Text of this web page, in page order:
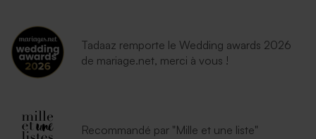
Tadaaz remporte le Wedding awards 2026
de mariage.net, merci à vous !
Recommandé par "Mille et une liste"